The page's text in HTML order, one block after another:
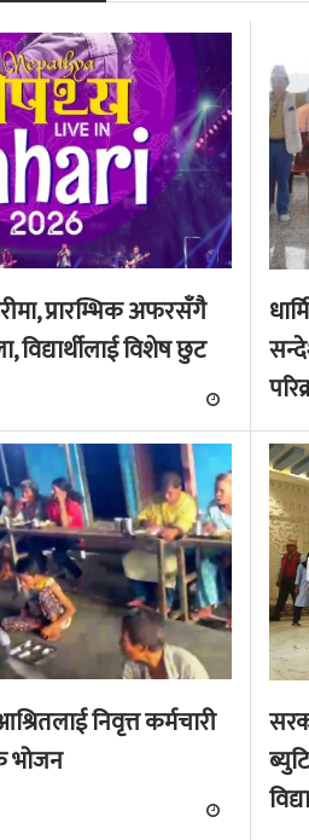
प्रारम्भिक अफरसँगै
विशेष छुट
निवृत्त कर्मचारी
भोजन